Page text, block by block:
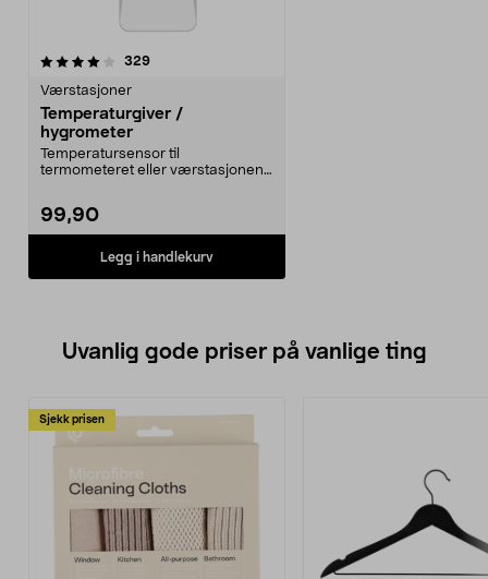
329anmeldelser
Værstasjoner
Temperaturgiver /
hygrometer
Temperatursensor til
termometeret eller værstasjonen.
99,90
Legg i handlekurv
Uvanlig gode priser på vanlige ting
Sjekk prisen